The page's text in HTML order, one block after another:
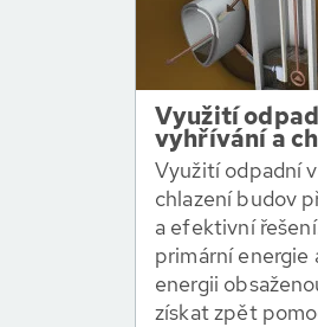
Využití
vyhřívání a
Využití odpadní
chlazení budov
a efektivní
primární energie
energii
získat zpět